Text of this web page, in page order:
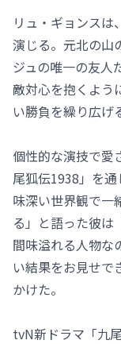
リュ・ギョンスは
演じる。元北の山
ジュの唯一の友人
敵対心を抱くよう
い勝負を繰り広げ
個性的な演技で愛
尾狐伝1938」を
味深い世界観で一
る」と語った彼は
間味溢れる人物な
い結果をお見せで
かけた。
tvN新ドラマ「九